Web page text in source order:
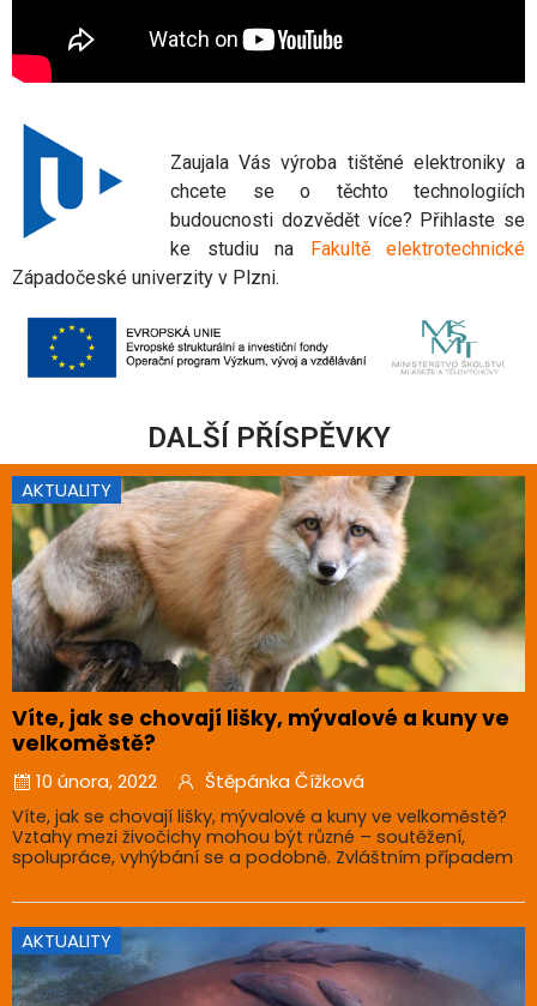
Zaujala Vás výroba tištěné elektroniky a
chcete se o těchto technologiích
budoucnosti dozvědět více? Přihlaste se
ke studiu na Fakultě elektrotechnické
Západočeské univerzity v Plzni.
DALŠÍ PŘÍSPĚVKY
AKTUALITY
Víte, jak se chovají lišky, mývalové a kuny ve
velkoměstě?
10 února, 2022 Štěpánka Čížková
Víte, jak se chovají lišky, mývalové a kuny ve velkoměstě?
Vztahy mezi živočichy mohou být různé – soutěžení,
spolupráce, vyhýbání se a podobně. Zvláštním případem
AKTUALITY